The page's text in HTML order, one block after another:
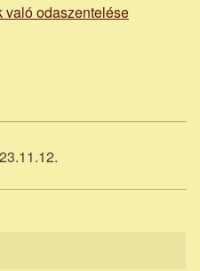
való odaszentelése